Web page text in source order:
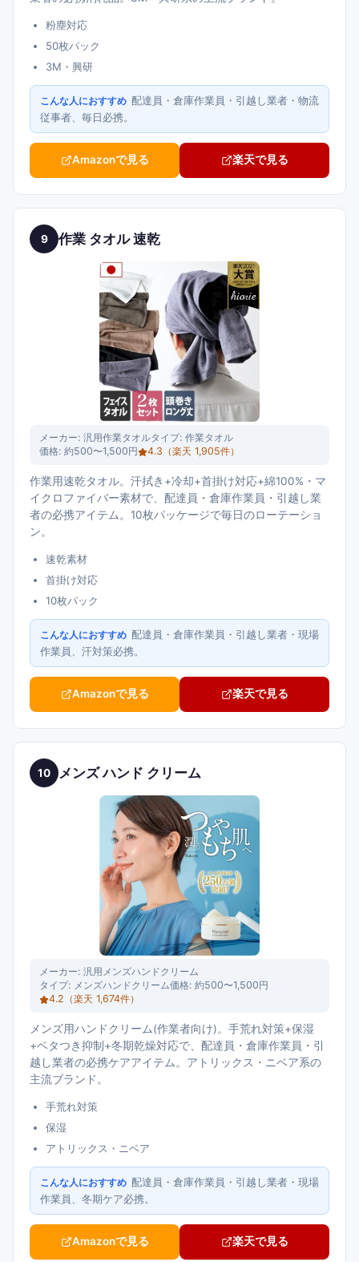
粉塵対応
50枚パック
3M・興研
こんな人におすすめ 配達員・倉庫作業員・引越し業者・物流
従事者、毎日必携。
Amazonで見る 楽天で見る
9 作業 タオル 速乾
メーカー: 汎用作業タオルタイプ: 作業タオル
価格: 約500〜1,500円 4.3 （楽天 1,905件）
作業用速乾タオル。汗拭き+冷却+首掛け対応+綿100%・マ
イクロファイバー素材で、配達員・倉庫作業員・引越し業
者の必携アイテム。10枚パッケージで毎日のローテーショ
ン。
速乾素材
首掛け対応
10枚パック
こんな人におすすめ 配達員・倉庫作業員・引越し業者・現場
作業員、汗対策必携。
Amazonで見る 楽天で見る
10 メンズ ハンド クリーム
メーカー: 汎用メンズハンドクリーム
タイプ: メンズハンドクリーム価格: 約500〜1,500円
4.2 （楽天 1,674件）
メンズ用ハンドクリーム(作業者向け)。手荒れ対策+保湿
+ベタつき抑制+冬期乾燥対応で、配達員・倉庫作業員・引
越し業者の必携ケアアイテム。アトリックス・ニベア系の
主流ブランド。
手荒れ対策
保湿
アトリックス・ニベア
こんな人におすすめ 配達員・倉庫作業員・引越し業者・現場
作業員、冬期ケア必携。
Amazonで見る 楽天で見る